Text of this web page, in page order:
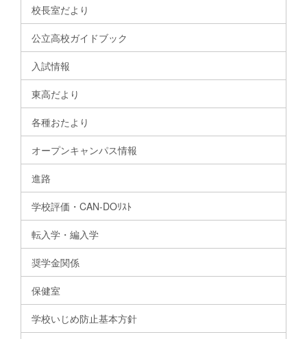
校長室だより
公立高校ガイドブック
入試情報
東高だより
各種おたより
オープンキャンパス情報
進路
学校評価・CAN-DOﾘｽﾄ
転入学・編入学
奨学金関係
保健室
学校いじめ防止基本方針